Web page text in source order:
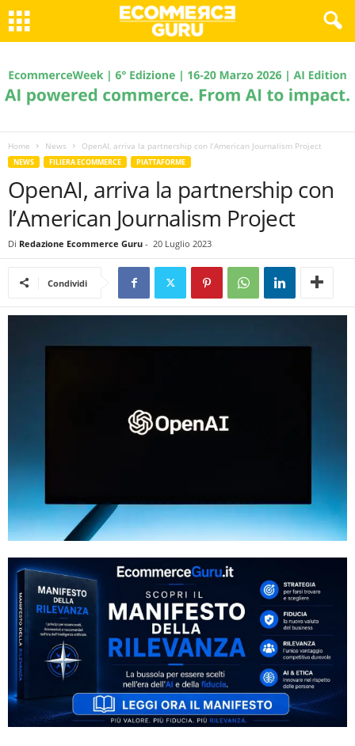
Home News OpenAI, arriva la partnership con l’American Journalism Project
NEWS FILIERA ECOMMERCE PIATTAFORME
OpenAI, arriva la partnership con
l’American Journalism Project
Di Redazione Ecommerce Guru - 20 Luglio 2023
Condividi